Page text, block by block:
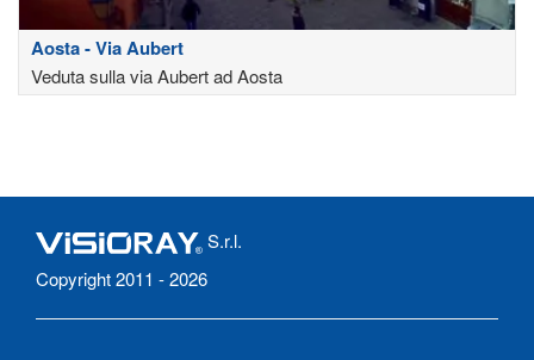
Aosta - Via Aubert
Veduta sulla via Aubert ad Aosta
S.r.l.
Copyright 2011 - 2026